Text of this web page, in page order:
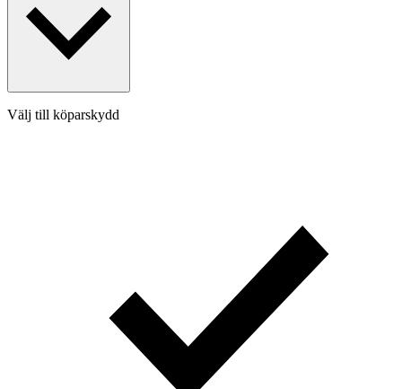
Välj till köparskydd